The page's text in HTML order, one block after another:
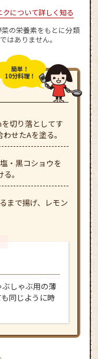
クについて詳しく知る
の栄養素をもとに分類
はありません。
簡単！
10分料理！
切り落としてす
せたAを塗る。
・黒コショウを
。
まで揚げ、レモン
しゃぶ用の薄
同じように時